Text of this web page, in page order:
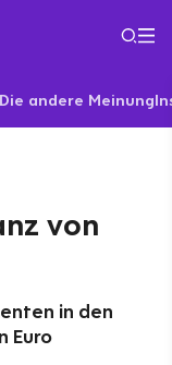
Die andere Meinung
von
in den
Euro